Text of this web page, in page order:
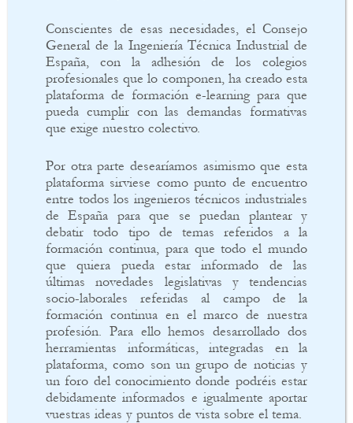
Conscientes de esas necesidades, el Consejo
General de la Ingeniería Técnica Industrial de
España, con la adhesión de los colegios
profesionales que lo componen, ha creado esta
plataforma de formación e-learning para que
pueda cumplir con las demandas formativas
que exige nuestro colectivo.
Por otra parte desearíamos asimismo que esta
plataforma sirviese como punto de encuentro
entre todos los ingenieros técnicos industriales
de España para que se puedan plantear y
debatir todo tipo de temas referidos a la
formación continua, para que todo el mundo
que quiera pueda estar informado de las
últimas novedades legislativas y tendencias
socio-laborales referidas al campo de la
formación continua en el marco de nuestra
profesión. Para ello hemos desarrollado dos
herramientas informáticas, integradas en la
plataforma, como son un grupo de noticias y
un foro del conocimiento donde podréis estar
debidamente informados e igualmente aportar
vuestras ideas y puntos de vista sobre el tema.